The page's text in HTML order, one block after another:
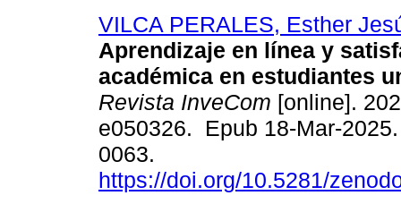
VILCA PERALES, Esther
Aprendizaje en línea y
académica en estudiantes
Revista InveCom [online].
e050326. Epub 18-Mar-
0063.
https://doi.org/10.5281/